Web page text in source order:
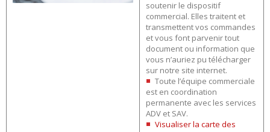
soutenir le dispositif
commercial. Elles traitent et
transmettent vos commandes
et vous font parvenir tout
document ou information que
vous n’auriez pu télécharger
sur notre site internet.
Toute l’équipe commerciale
est en coordination
permanente avec les services
ADV et SAV.
Visualiser la carte des